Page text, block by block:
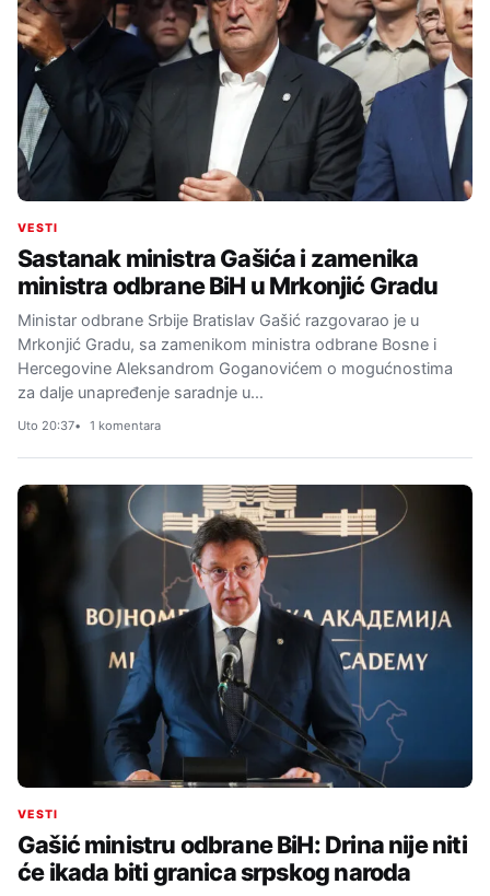
VESTI
Sastanak ministra Gašića i zamenika
ministra odbrane BiH u Mrkonjić Gradu
Ministar odbrane Srbije Bratislav Gašić razgovarao je u
Mrkonjić Gradu, sa zamenikom ministra odbrane Bosne i
Hercegovine Aleksandrom Goganovićem o mogućnostima
za dalje unapređenje saradnje u…
Uto 20:37 1 komentara
VESTI
Gašić ministru odbrane BiH: Drina nije niti
će ikada biti granica srpskog naroda